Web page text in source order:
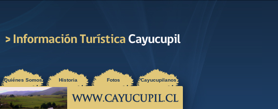
¿Quiénes Somos? Historia Fotos Cayucupilanos